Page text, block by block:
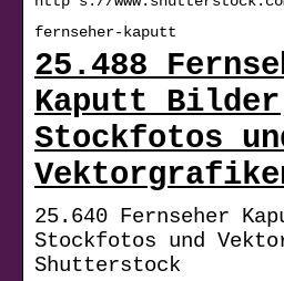
fernseher-kaputt
25.488
Kaputt
Stockfotos
25.640 Fernseher
Stockfotos und
Shutterstock